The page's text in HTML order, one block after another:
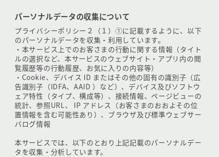
パーソナルデータの収集について
プライバシーポリシー２（１）①に記載するように、以下
のパーソナルデータを収集・利用しています。
・本サービス上でのお客さまの行動に関する情報（タイト
ルの選択など、本サービスのウェブサイト・アプリ内の閲
覧履歴等の行動履歴、お気に入りの内容等）
・Cookie、デバイス ID またはその他の固有の識別子（広
告識別子（IDFA、AAID ）など）、デバイス及びソフトウ
ェア特性（タイプ、構成等）、接続情報、ページビューの
統計、参照URL、 IP アドレス（お客さまのおおよその位
置情報を含む可能性あり）、ブラウザ及び標準ウェブサー
バログ情報
本サービスでは、以下のとおり上記記載のパーソナルデー
タを収集・分析しています。